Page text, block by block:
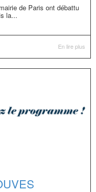
de Paris ont débattu
la...
En lire plus